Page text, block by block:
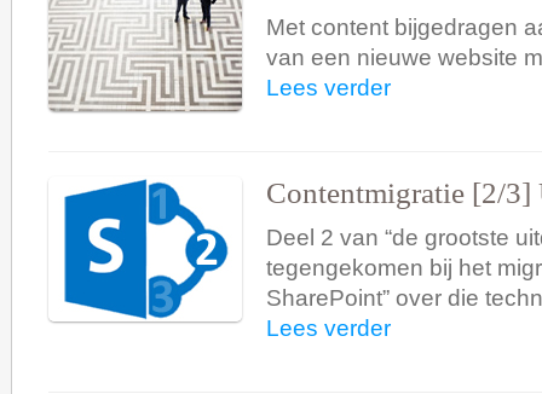
Met content bijgedragen
van een nieuwe website
Lees verder
Contentmigratie [2/3]
Deel 2 van “de grootste
tegengekomen bij het
SharePoint” over die
Lees verder